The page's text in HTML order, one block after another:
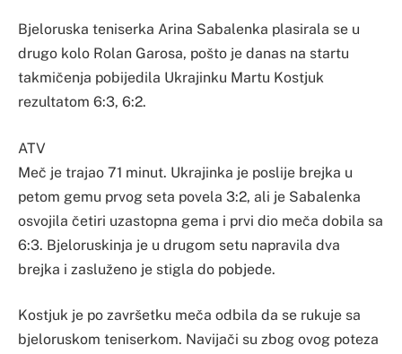
Bjeloruska teniserka Arina Sabalenka plasirala se u
drugo kolo Rolan Garosa, pošto je danas na startu
takmičenja pobijedila Ukrajinku Martu Kostjuk
rezultatom 6:3, 6:2.
ATV
Meč je trajao 71 minut. Ukrajinka je poslije brejka u
petom gemu prvog seta povela 3:2, ali je Sabalenka
osvojila četiri uzastopna gema i prvi dio meča dobila sa
6:3. Bjeloruskinja je u drugom setu napravila dva
brejka i zasluženo je stigla do pobjede.
Kostjuk je po završetku meča odbila da se rukuje sa
bjeloruskom teniserkom. Navijači su zbog ovog poteza